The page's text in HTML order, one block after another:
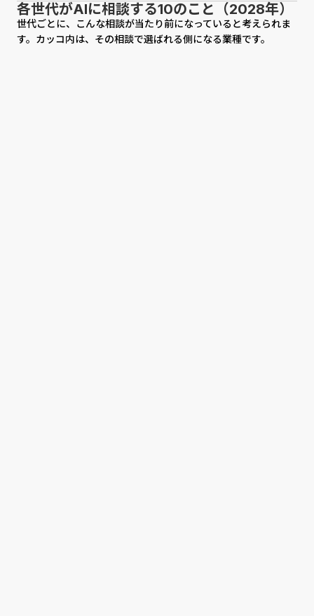
各世代がAIに相談する10のこと（2028年）
世代ごとに、こんな相談が当たり前になっていると考えられま
す。カッコ内は、その相談で選ばれる側になる業種です。